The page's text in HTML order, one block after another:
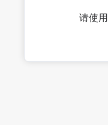
请使用